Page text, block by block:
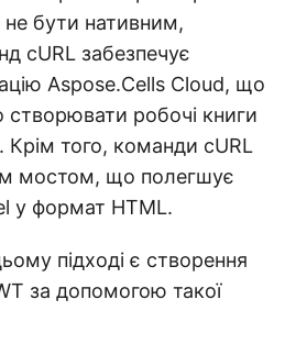
бути нативним,
cURL забезпечує
Aspose.Cells Cloud, що
створювати робочі книги
Крім того, команди cURL
мостом, що полегшує
у формат HTML.
підході є створення
за допомогою такої